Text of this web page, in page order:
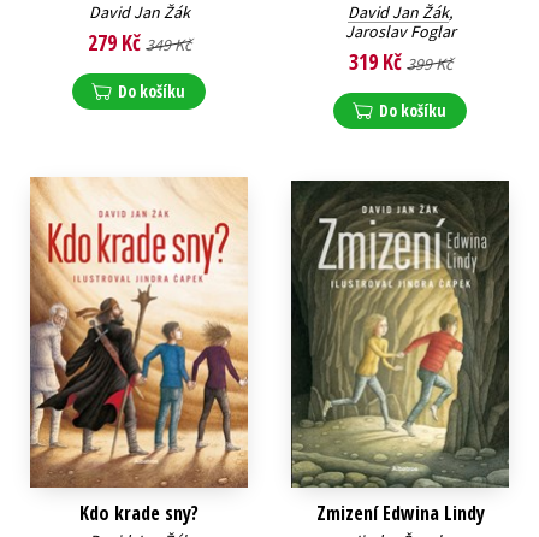
David Jan Žák
279 Kč 349 Kč
Do košíku
David Jan Žák,
Jaroslav Foglar
319 Kč 399 Kč
Do košíku
Kdo krade sny? Zmizení Edwina Lindy